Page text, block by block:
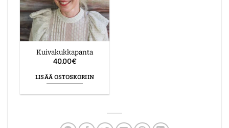
Kuivakukkapanta
40.00€
LISÄÄ OSTOSKORIIN